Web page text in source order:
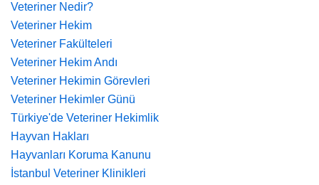
Veteriner Nedir?
Veteriner Hekim
Veteriner Fakülteleri
Veteriner Hekim Andı
Veteriner Hekimin Görevleri
Veteriner Hekimler Günü
Türkiye'de Veteriner Hekimlik
Hayvan Hakları
Hayvanları Koruma Kanunu
İstanbul Veteriner Klinikleri